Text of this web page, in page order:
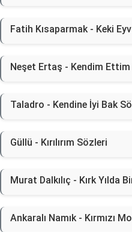
Fatih Kısaparmak - Keki
Neşet Ertaş - Kendim
Taladro - Kendine İyi Bak
Güllü - Kırılırım Sözleri
Murat Dalkılıç - Kırk Yılda
Ankaralı Namık - Kırmızı